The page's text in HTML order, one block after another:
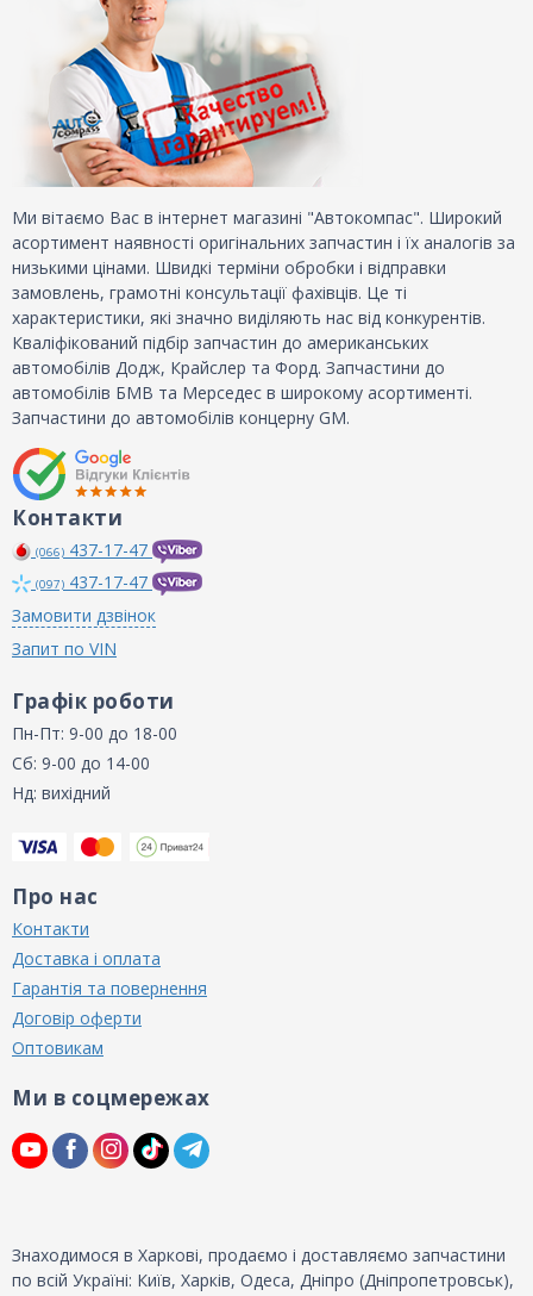
Ми вітаємо Вас в інтернет магазині "Автокомпас". Широкий
асортимент наявності оригінальних запчастин і їх аналогів за
низькими цінами. Швидкі терміни обробки і відправки
замовлень, грамотні консультації фахівців. Це ті
характеристики, які значно виділяють нас від конкурентів.
Кваліфікований підбір запчастин до американських
автомобілів Додж, Крайслер та Форд. Запчастини до
автомобілів БМВ та Мерседес в широкому асортименті.
Запчастини до автомобілів концерну GM.
Контакти
(066) 437-17-47
(097) 437-17-47
Замовити дзвінок
Запит по VIN
Графік роботи
Пн-Пт: 9-00 до 18-00
Сб: 9-00 до 14-00
Нд: вихідний
Про нас
Контакти
Доставка і оплата
Гарантія та повернення
Договір оферти
Оптовикам
Ми в соцмережах
Знаходимося в Харкові, продаємо і доставляємо запчастини
по всій Україні: Київ, Харків, Одеса, Дніпро (Дніпропетровськ),